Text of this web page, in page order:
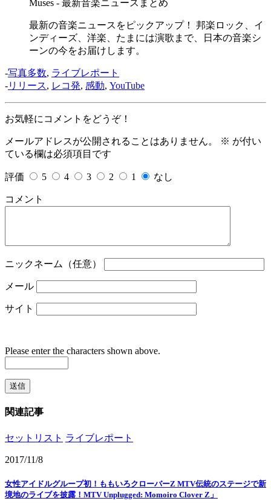
Muses - 最新音楽ニュースまとめ
最新の音楽ニュースをピックアップ！ 邦楽ロック、イ
ンディーズ、洋楽、たまには演歌まで、日本の音楽シ
ーンの今をお届けします。
-写真多数, ライブレポート
-リリース, レコ発, 感動, YouTube
お気軽にコメントをどうぞ！
メールアドレスが公開されることはありません。 ※ が付い
ている欄は必須項目です
評価 5 4 3 2 1 なし
コメント
ニックネーム（任意）
メール
サイト
Please enter the characters shown above.
関連記事
セットリスト ライブレポート
2017/11/8
女性アイドルグループ初！ももいろクローバーZ MTV伝統のステージで新
境地のライブを披露！MTV Unplugged: Momoiro Clover Z」